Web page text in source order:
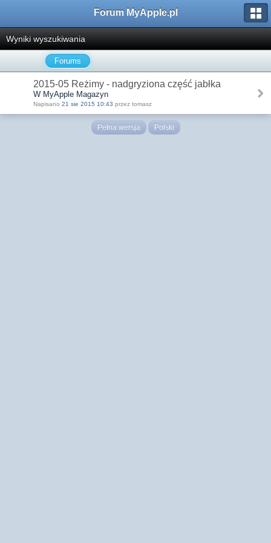
Forum MyApple.pl
Wyniki wyszukiwania
Forums
2015-05 Reżimy - nadgryziona część jabłka
W MyApple Magazyn
Napisano 21 sie 2015 10:43 przez tomasz
Pełna wersja Polski